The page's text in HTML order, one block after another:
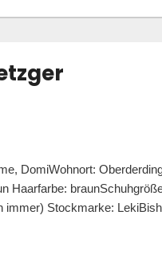
DomiWohnort:
Haarfarbe:
Stockmarke: